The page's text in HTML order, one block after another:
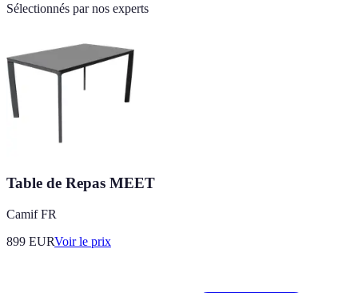
Sélectionnés par nos experts
Table de Repas MEET
Camif FR
899 EURVoir le prix